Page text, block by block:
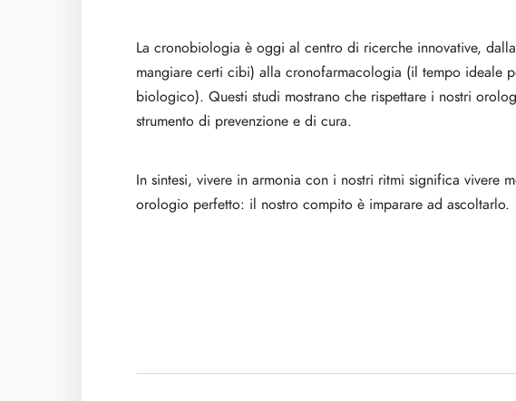
La cronobiologia è oggi al centro di ricerche innovative,
mangiare certi cibi) alla cronofarmacologia (il tempo ideale
biologico). Questi studi mostrano che rispettare i nostri
strumento di prevenzione e di cura.
In sintesi, vivere in armonia con i nostri ritmi significa vivere
orologio perfetto: il nostro compito è imparare ad ascoltarlo.